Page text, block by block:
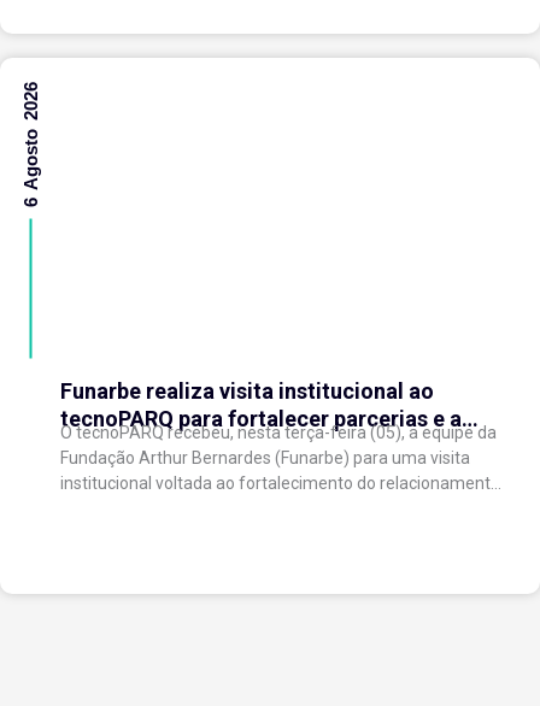
Funarbe realiza visita institucional ao
tecnoPARQ para fortalecer parcerias e a
gestão da inovação
O tecnoPARQ recebeu, nesta terça-feira (05), a equipe da
Fundação Arthur Bernardes (Funarbe) para uma visita
institucional voltada ao fortalecimento do relacionamento
6 Agosto 2026